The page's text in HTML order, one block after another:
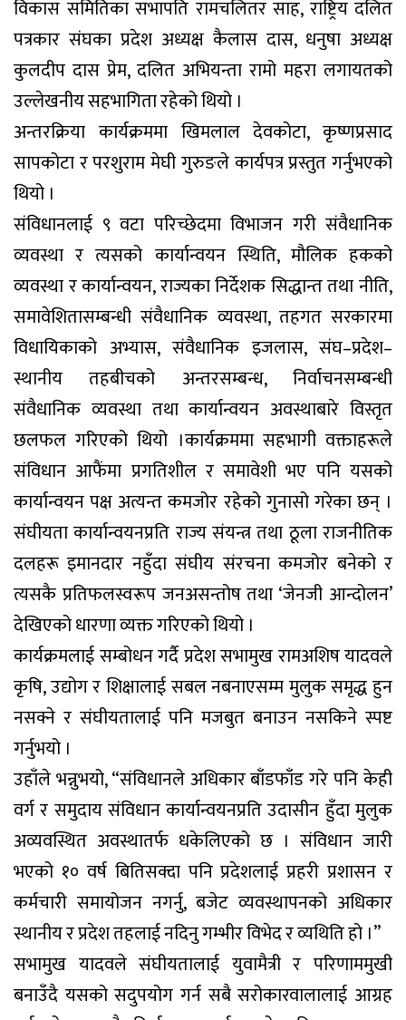
विकास समितिका सभापति रामचलितर साह, राष्ट्रिय दलित
पत्रकार संघका प्रदेश अध्यक्ष कैलास दास, धनुषा अध्यक्ष
कुलदीप दास प्रेम, दलित अभियन्ता रामो महरा लगायतको
उल्लेखनीय सहभागिता रहेको थियो ।
अन्तरक्रिया कार्यक्रममा खिमलाल देवकोटा, कृष्णप्रसाद
सापकोटा र परशुराम मेघी गुरुङले कार्यपत्र प्रस्तुत गर्नुभएको
थियो ।
संविधानलाई ९ वटा परिच्छेदमा विभाजन गरी संवैधानिक
व्यवस्था र त्यसको कार्यान्वयन स्थिति, मौलिक हकको
व्यवस्था र कार्यान्वयन, राज्यका निर्देशक सिद्धान्त तथा नीति,
समावेशितासम्बन्धी संवैधानिक व्यवस्था, तहगत सरकारमा
विधायिकाको अभ्यास, संवैधानिक इजलास, संघ–प्रदेश–
स्थानीय तहबीचको अन्तरसम्बन्ध, निर्वाचनसम्बन्धी
संवैधानिक व्यवस्था तथा कार्यान्वयन अवस्थाबारे विस्तृत
छलफल गरिएको थियो ।कार्यक्रममा सहभागी वक्ताहरूले
संविधान आफैंमा प्रगतिशील र समावेशी भए पनि यसको
कार्यान्वयन पक्ष अत्यन्त कमजोर रहेको गुनासो गरेका छन् ।
संघीयता कार्यान्वयनप्रति राज्य संयन्त्र तथा ठूला राजनीतिक
दलहरू इमानदार नहुँदा संघीय संरचना कमजोर बनेको र
त्यसकै प्रतिफलस्वरूप जनअसन्तोष तथा ‘जेनजी आन्दोलन’
देखिएको धारणा व्यक्त गरिएको थियो ।
कार्यक्रमलाई सम्बोधन गर्दै प्रदेश सभामुख रामअशिष यादवले
कृषि, उद्योग र शिक्षालाई सबल नबनाएसम्म मुलुक समृद्ध हुन
नसक्ने र संघीयतालाई पनि मजबुत बनाउन नसकिने स्पष्ट
गर्नुभयो ।
उहाँले भन्नुभयो, “संविधानले अधिकार बाँडफाँड गरे पनि केही
वर्ग र समुदाय संविधान कार्यान्वयनप्रति उदासीन हुँदा मुलुक
अव्यवस्थित अवस्थातर्फ धकेलिएको छ । संविधान जारी
भएको १० वर्ष बितिसक्दा पनि प्रदेशलाई प्रहरी प्रशासन र
कर्मचारी समायोजन नगर्नु, बजेट व्यवस्थापनको अधिकार
स्थानीय र प्रदेश तहलाई नदिनु गम्भीर विभेद र व्यथिति हो ।”
सभामुख यादवले संघीयतालाई युवामैत्री र परिणाममुखी
बनाउँदै यसको सदुपयोग गर्न सबै सरोकारवालालाई आग्रह